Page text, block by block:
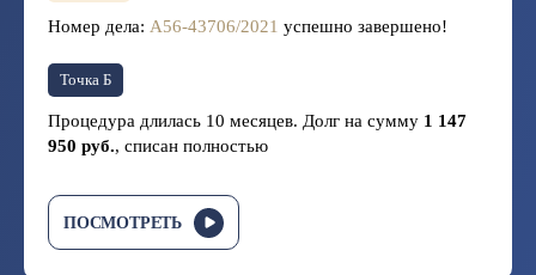
Номер дела: А56-43706/2021 успешно завершено!
Точка Б
Процедура длилась 10 месяцев. Долг на сумму 1 147
950 руб., списан полностью
ПОСМОТРЕТЬ